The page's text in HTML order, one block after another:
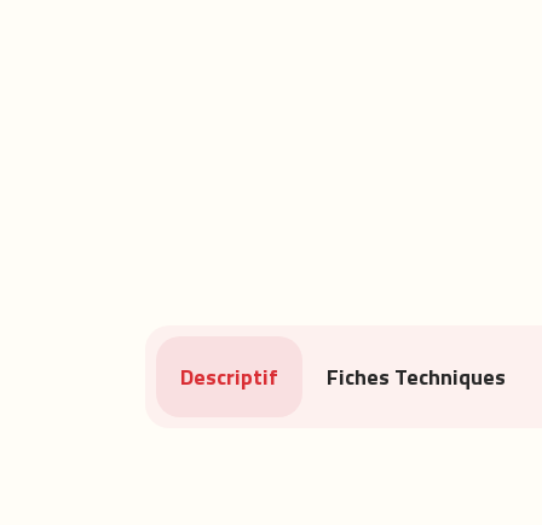
Descriptif Fiches Techniques